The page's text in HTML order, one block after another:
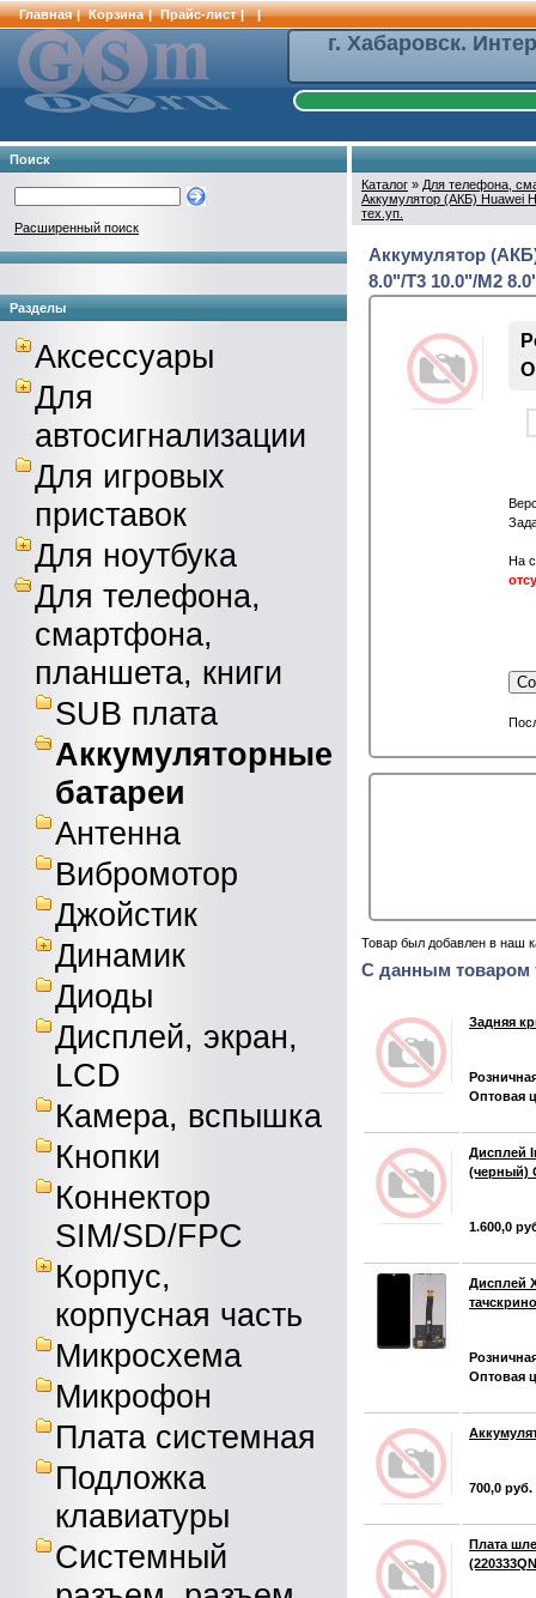
Главная | Корзина | Прайс-лист | |
г. Хабаровск.
Поиск
Расширенный поиск
Разделы
Аксессуары
Для
автосигнализации
Для игровых
приставок
Для ноутбука
Для телефона,
смартфона,
планшета, книги
SUB плата
Аккумуляторные
батареи
Антенна
Вибромотор
Джойстик
Динамик
Диоды
Дисплей, экран,
LCD
Камера, вспышка
Кнопки
Коннектор
SIM/SD/FPC
Корпус,
корпусная часть
Микросхема
Микрофон
Плата системная
Подложка
клавиатуры
Системный
Каталог » Для телефона,
Аккумулятор (АКБ) Huawei
тех.уп.
Аккумулятор
8.0"/T3 10.0"/M2
На
Товар был добавлен в наш
С данным товаром
Задняя
Оптовая
Дисплей
(черный)
1.600,0
Дисплей
Оптовая
700,0 руб.
Плата